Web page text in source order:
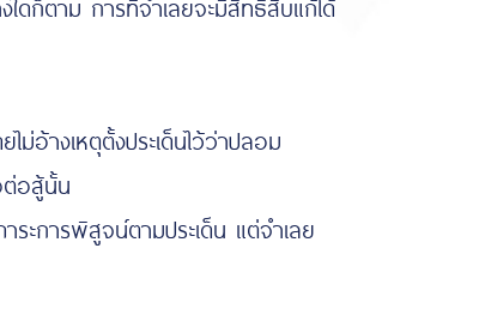
งเหตุตั้งประเด็นไว้ว่าปลอม
อสู้นั้น
ะการพิสูจน์ตามประเด็น แต่จำเลย